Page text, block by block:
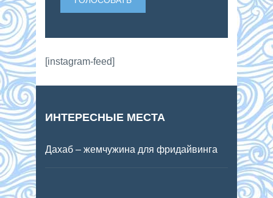
[instagram-feed]
ИНТЕРЕСНЫЕ МЕСТА
Дахаб – жемчужина для фридайвинга